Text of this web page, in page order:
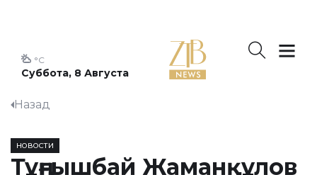
Суббота, 8 Августа
°C
Назад
НОВОСТИ
Тұңғышбай Жаманқұлов